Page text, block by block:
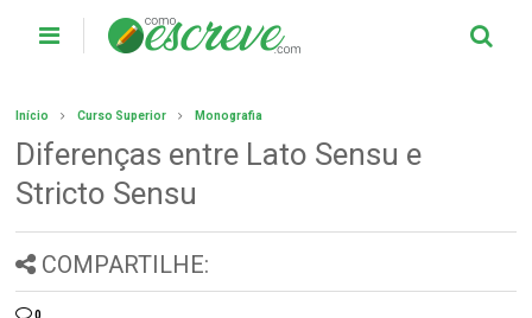
Início Curso Superior Monografia
Diferenças entre Lato Sensu e
Stricto Sensu
COMPARTILHE:
0